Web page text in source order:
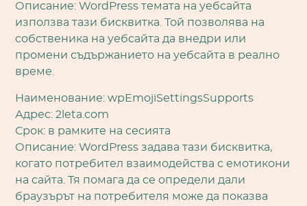
Описание: WordPress темата на уебсайта
използва тази бисквитка. Той позволява на
собственика на уебсайта да внедри или
промени съдържанието на уебсайта в реално
време.
Наименование: wpEmojiSettingsSupports
Адрес: 2leta.com
Срок: в рамките на сесията
Описание: WordPress задава тази бисквитка,
когато потребител взаимодейства с емотикони
на сайта. Тя помага да се определи дали
браузърът на потребителя може да показва